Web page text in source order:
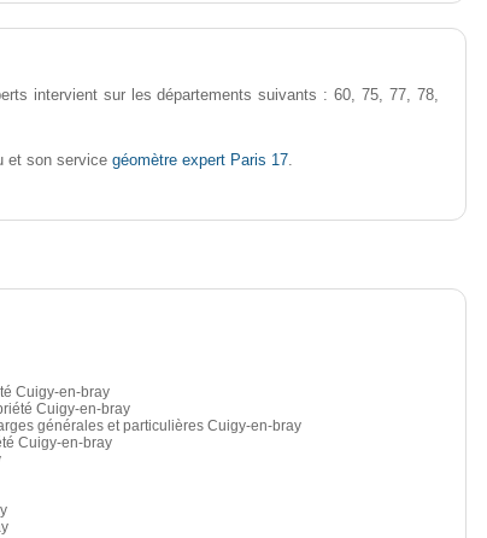
intervient sur les départements suivants : 60, 75, 77, 78,
et son service géomètre expert Paris 17.
Cuigy-en-bray
Cuigy-en-bray
générales et particulières Cuigy-en-bray
Cuigy-en-bray